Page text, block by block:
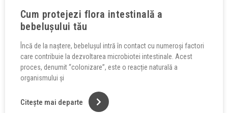
Cum protejezi flora intestinală a
bebelușului tău
Încă de la naștere, bebelușul intră în contact cu numeroși factori
care contribuie la dezvoltarea microbiotei intestinale. Acest
proces, denumit “colonizare”, este o reacție naturală a
organismului și
Citește mai departe